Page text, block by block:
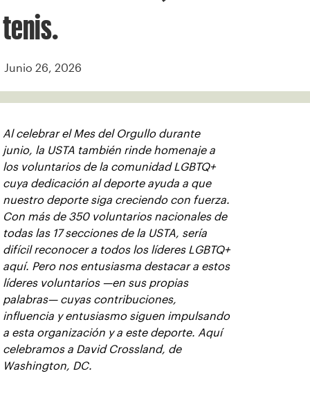
tenis.
Junio 26, 2026
Al celebrar el Mes del Orgullo durante
junio, la USTA también rinde homenaje a
los voluntarios de la comunidad LGBTQ+
cuya dedicación al deporte ayuda a que
nuestro deporte siga creciendo con fuerza.
Con más de 350 voluntarios nacionales de
todas las 17 secciones de la USTA, sería
difícil reconocer a todos los líderes LGBTQ+
aquí. Pero nos entusiasma destacar a estos
líderes voluntarios —en sus propias
palabras— cuyas contribuciones,
influencia y entusiasmo siguen impulsando
a esta organización y a este deporte. Aquí
celebramos a David Crossland, de
Washington, DC.